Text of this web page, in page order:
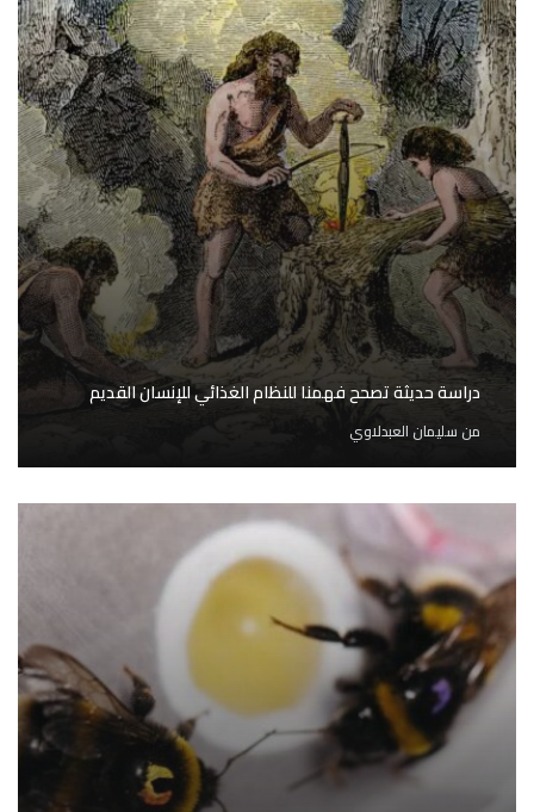
دراسة حديثة تصحح فهمنا للنظام الغذائي للإنسان القديم
من سليمان العبدلاوي